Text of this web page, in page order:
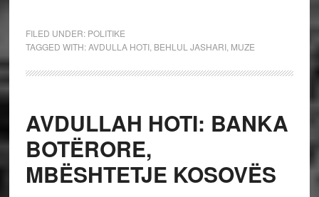
FILED UNDER: POLITIKE
TAGGED WITH:AVDULLA HOTI, BEHLUL JASHARI, MUZE
AVDULLAH HOTI: BANKA
BOTËRORE,
MBËSHTETJE KOSOVËS